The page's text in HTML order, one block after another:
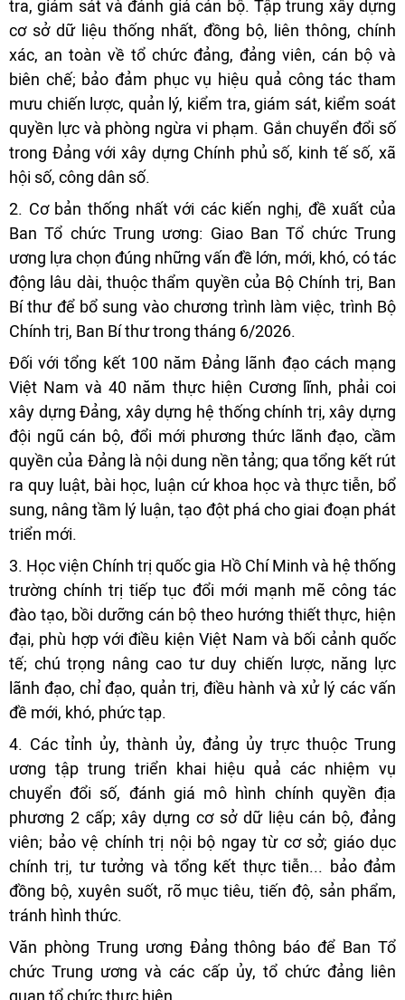
tra, giám sát và đánh giá cán bộ. Tập trung xây dựng
cơ sở dữ liệu thống nhất, đồng bộ, liên thông, chính
xác, an toàn về tổ chức đảng, đảng viên, cán bộ và
biên chế; bảo đảm phục vụ hiệu quả công tác tham
mưu chiến lược, quản lý, kiểm tra, giám sát, kiểm soát
quyền lực và phòng ngừa vi phạm. Gắn chuyển đổi số
trong Đảng với xây dựng Chính phủ số, kinh tế số, xã
hội số, công dân số.
2. Cơ bản thống nhất với các kiến nghị, đề xuất của
Ban Tổ chức Trung ương: Giao Ban Tổ chức Trung
ương lựa chọn đúng những vấn đề lớn, mới, khó, có tác
động lâu dài, thuộc thẩm quyền của Bộ Chính trị, Ban
Bí thư để bổ sung vào chương trình làm việc, trình Bộ
Chính trị, Ban Bí thư trong tháng 6/2026.
Đối với tổng kết 100 năm Đảng lãnh đạo cách mạng
Việt Nam và 40 năm thực hiện Cương lĩnh, phải coi
xây dựng Đảng, xây dựng hệ thống chính trị, xây dựng
đội ngũ cán bộ, đổi mới phương thức lãnh đạo, cầm
quyền của Đảng là nội dung nền tảng; qua tổng kết rút
ra quy luật, bài học, luận cứ khoa học và thực tiễn, bổ
sung, nâng tầm lý luận, tạo đột phá cho giai đoạn phát
triển mới.
3. Học viện Chính trị quốc gia Hồ Chí Minh và hệ thống
trường chính trị tiếp tục đổi mới mạnh mẽ công tác
đào tạo, bồi dưỡng cán bộ theo hướng thiết thực, hiện
đại, phù hợp với điều kiện Việt Nam và bối cảnh quốc
tế; chú trọng nâng cao tư duy chiến lược, năng lực
lãnh đạo, chỉ đạo, quản trị, điều hành và xử lý các vấn
đề mới, khó, phức tạp.
4. Các tỉnh ủy, thành ủy, đảng ủy trực thuộc Trung
ương tập trung triển khai hiệu quả các nhiệm vụ
chuyển đổi số, đánh giá mô hình chính quyền địa
phương 2 cấp; xây dựng cơ sở dữ liệu cán bộ, đảng
viên; bảo vệ chính trị nội bộ ngay từ cơ sở; giáo dục
chính trị, tư tưởng và tổng kết thực tiễn... bảo đảm
đồng bộ, xuyên suốt, rõ mục tiêu, tiến độ, sản phẩm,
tránh hình thức.
Văn phòng Trung ương Đảng thông báo để Ban Tổ
chức Trung ương và các cấp ủy, tổ chức đảng liên
quan tổ chức thực hiện.